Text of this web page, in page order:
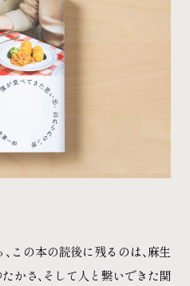
この本の読後に残るのは、麻生
かさ、そして人と繋いできた関